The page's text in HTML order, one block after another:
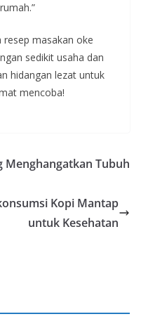
resep masakan oke
sedikit usaha dan
hidangan lezat untuk
mencoba!
Menghangatkan Tubuh
Kopi Mantap
untuk Kesehatan